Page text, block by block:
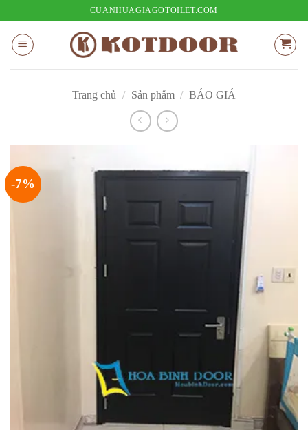
nội
dung
CUANHUAGIAGOTOILET.COM
Trang chủ / Sản phẩm / BÁO GIÁ
-7%